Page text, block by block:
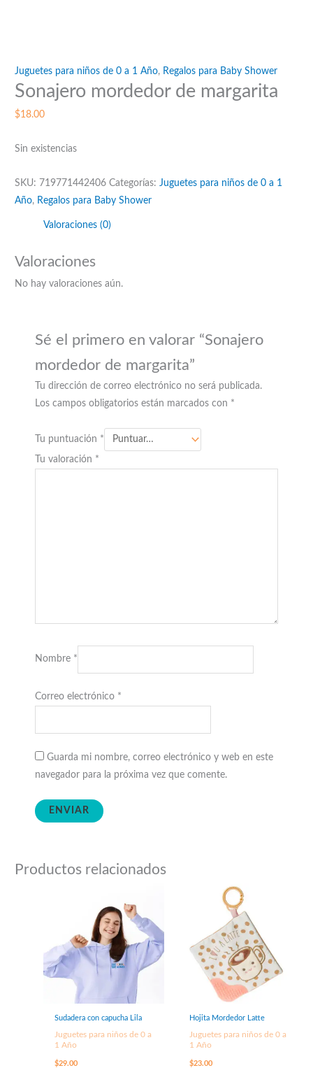
Juguetes para niños de 0 a 1 Año, Regalos para Baby Shower
Sonajero mordedor de margarita
$18.00
Sin existencias
SKU: 719771442406 Categorías:Juguetes para niños de 0 a 1
Año, Regalos para Baby Shower
Valoraciones (0)
Valoraciones
No hay valoraciones aún.
Sé el primero en valorar “Sonajero
mordedor de margarita”
Tu dirección de correo electrónico no será publicada.
Los campos obligatorios están marcados con *
Tu puntuación *
Tu valoración *
Nombre *
Correo electrónico *
Guarda mi nombre, correo electrónico y web en este
navegador para la próxima vez que comente.
Productos relacionados
Sudadera con capucha Lila
Juguetes para niños de 0 a
1 Año
$29.00
Hojita Mordedor Latte
Juguetes para niños de 0 a
1 Año
$23.00